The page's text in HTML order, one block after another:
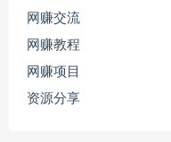
网赚交流
网赚教程
网赚项目
资源分享